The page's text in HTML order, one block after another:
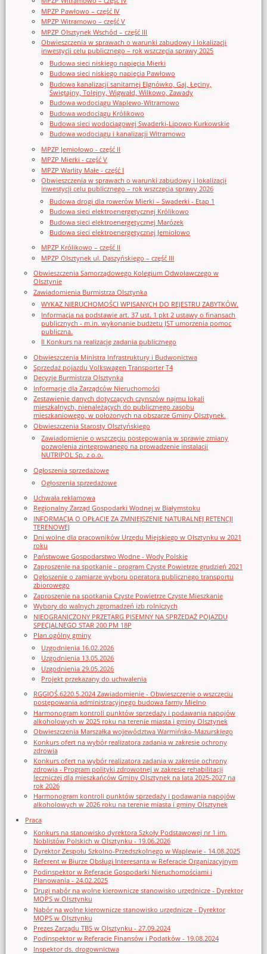
MPZP Pawłowo – część IV
MPZP Witramowo – część V
MPZP Olsztynek Wschód – część III
Obwieszczenia w sprawach o warunki zabudowy i lokalizacji
inwestycji celu publicznego – rok wszczęcia sprawy 2025
Budowa sieci niskiego napięcia Mierki
Budowa sieci niskiego napięcia Pawłowo
Budowa kanalizacji sanitarnej Elgnówko, Gaj, Łęciny,
Świętajny, Tolejny, Wigwałd, Wilkowo, Zawady
Budowa wodociągu Waplewo-Witramowo
Budowa wodociągu Królikowo
Budowa sieci wodociągowej Swaderki-Lipowo Kurkowskie
Budowa wodociągu i kanalizacji Witramowo
MPZP Jemiołowo - część II
MPZP Mierki - część V
MPZP Warlity Małe - część I
Obwieszczenia w sprawach o warunki zabudowy i lokalizacji
inwestycji celu publicznego – rok wszczęcia sprawy 2026
Budowa drogi dla rowerów Mierki – Swaderki - Etap 1
Budowa sieci elektroenergetycznej Królikowo
Budowa sieci elektroenergetycznej Marózek
Budowa sieci elektroenergetycznej Jemiołowo
MPZP Królikowo – część II
MPZP Olsztynek ul. Daszyńskiego – część III
Obwieszczenia Samorządowego Kolegium Odwoławczego w
Olsztynie
Zawiadomienia Burmistrza Olsztynka
WYKAZ NIERUCHOMOŚCI WPISANYCH DO REJESTRU ZABYTKÓW.
Informacja na podstawie art. 37 ust. 1 pkt 2 ustawy o finansach
publicznych - m.in. wykonanie budżetu JST umorzenia pomoc
publiczna.
II Konkurs na realizację zadania publicznego
Obwieszczenia Ministra Infrastruktury i Budwonictwa
Sprzedaż pojazdu Volkswagen Transporter T4
Decyzje Burmistrza Olsztynka
Informacje dla Zarządców Nieruchomości
Zestawienie danych dotyczących czynszów najmu lokali
mieszkalnych, nienależących do publicznego zasobu
mieszkaniowego, w położonych na obszarze Gminy Olsztynek.
Obwieszczenia Starosty Olsztyńskiego
Zawiadomienie o wszczęciu postępowania w sprawie zmiany
pozwolenia zintegrowanego na prowadzenie instalacji
NUTRIPOL Sp. z o.o.
Ogłoszenia sprzedażowe
Ogłoszenia sprzedażowe
Uchwała reklamowa
Regionalny Zarząd Gospodarki Wodnej w Białymstoku
INFORMACJA O OPŁACIE ZA ZMNIEJSZENIE NATURALNEJ RETENCJI
TERENOWEJ
Dni wolne dla pracowników Urzędu Miejskiego w Olsztynku w 2021
roku
Państwowe Gospodarstwo Wodne - Wody Polskie
Zaproszenie na spotkanie - program Czyste Powietrze grudzień 2021
Ogłoszenie o zamiarze wyboru operatora publicznego transportu
zbiorowego
Zaproszenie na spotkania Czyste Powietrze Czyste Mieszkanie
Wybory do walnych zgromadzeń izb rolniczych
NIEOGRANICZONY PRZETARG PISEMNY NA SPRZEDAŻ POJAZDU
SPECJALNEGO STAR 200 PM 18P
Plan ogólny gminy
Uzgodnienia 16.02.2026
Uzgodnienia 13.05.2026
Uzgodnienia 29.05.2026
Projekt przekazany do uchwalenia
RGGIOŚ.6220.5.2024 Zawiadomienie - Obwieszczenie o wszczęciu
postępowania administracyjnego budowa farmy Mielno
Harmonogram kontroli punktów sprzedaży i podawania napojów
alkoholowych w 2025 roku na terenie miasta i gminy Olsztynek
Obwieszczenia Marszałka województwa Warmińsko-Mazurskiego
Konkurs ofert na wybór realizatora zadania w zakresie ochrony
zdrowia
Konkurs ofert na wybór realizatora zadania w zakresie ochrony
zdrowia - Program polityki zdrowotnej w zakresie rehabilitacji
leczniczej dla mieszkańców Gminy Olsztynek na lata 2025-2027 na
rok 2026
Harmonogram kontroli punktów sprzedaży i podawania napojów
alkoholowych w 2026 roku na terenie miasta i gminy Olsztynek
Praca
Konkurs na stanowisko dyrektora Szkoły Podstawowej nr 1 im.
Noblistów Polskich w Olsztynku - 19.06.2026
Dyrektor Zespołu Szkolno-Przedszkolnego w Waplewie - 14.08.2025
Referent w Biurze Obsługi Interesanta w Referacie Organizacyjnym
Podinspektor w Referacie Gospodarki Nieruchomościami i
Planowania - 24.02.2025
Drugi nabór na wolne kierownicze stanowisko urzędnicze - Dyrektor
MOPS w Olsztynku
Nabór na wolne kierownicze stanowisko urzędnicze - Dyrektor
MOPS w Olsztynku
Prezes Zarządu TBS w Olsztynku - 27.09.2024
Podinspektor w Referacie Finansów i Podatków - 19.08.2024
Inspektor ds. drogownictwa